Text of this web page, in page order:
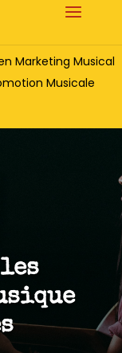
Marketing Musical
Musicale